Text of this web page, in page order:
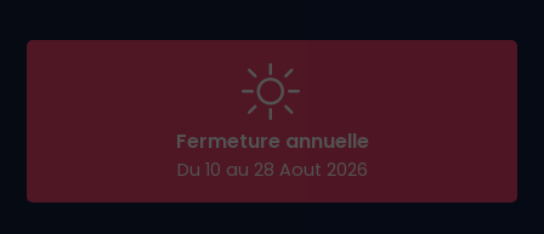
Fermeture annuelle
Du 10 au 28 Aout 2026